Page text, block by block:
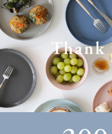
ん 1本
うが
麺を水で洗い、ほぐし
暖めたら油をひく。